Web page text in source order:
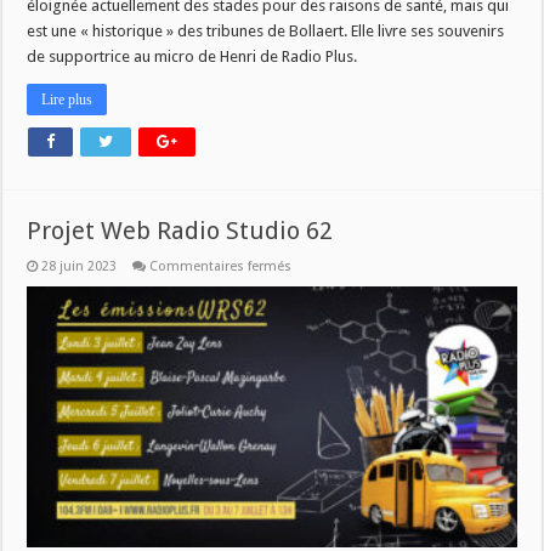
éloignée actuellement des stades pour des raisons de santé, mais qui
est une « historique » des tribunes de Bollaert. Elle livre ses souvenirs
de supportrice au micro de Henri de Radio Plus.
Lire plus
Projet Web Radio Studio 62
28 juin 2023 Commentaires fermés
Web
Studio